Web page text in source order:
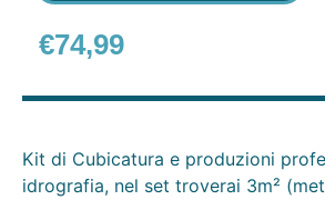
€74,99
Kit di Cubicatura e produzioni
idrografia, nel set troverai 3m²